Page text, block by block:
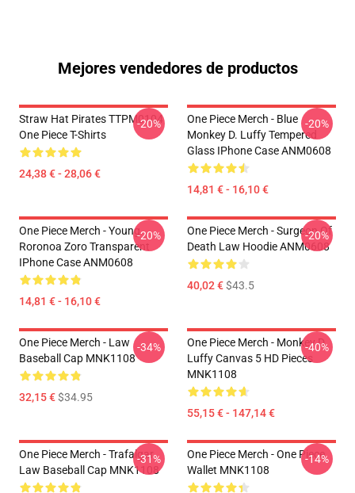
Mejores vendedores de productos
Straw Hat Pirates TTPM0104
One Piece T-Shirts
24,38 € - 28,06 €
-20%
One Piece Merch - Blue
Monkey D. Luffy Tempered
Glass IPhone Case ANM0608
14,81 € - 16,10 €
-20%
One Piece Merch - Young
Roronoa Zoro Transparent
IPhone Case ANM0608
14,81 € - 16,10 €
-20%
One Piece Merch - Surgeon Of
Death Law Hoodie ANM0608
40,02 €$43.5
-20%
One Piece Merch - Law
Baseball Cap MNK1108
32,15 €$34.95
-34%
One Piece Merch - Monkey D.
Luffy Canvas 5 HD Pieces
MNK1108
55,15 € - 147,14 €
-40%
One Piece Merch - Trafalgar
Law Baseball Cap MNK1108
-31%
One Piece Merch - One Piece
Wallet MNK1108
-14%